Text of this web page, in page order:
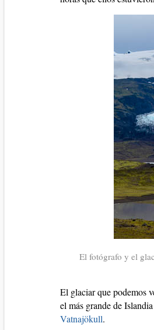
El fotógrafo y el
El glaciar que podemos
el más grande de
Vatnajökull.